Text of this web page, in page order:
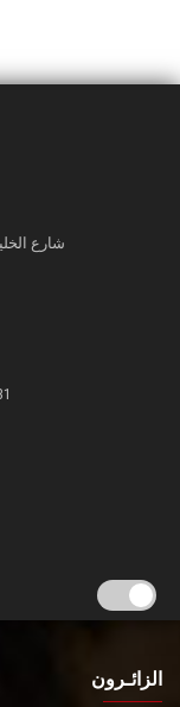
شارع
الزائـرون